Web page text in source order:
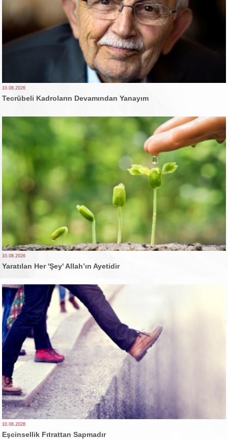
10.08.2026
Tecrübeli Kadroların Devamından Yanayım
10.08.2026
Yaratılan Her 'Şey' Allah’ın Ayetidir
10.08.2026
Eşcinsellik Fıtrattan Sapmadır